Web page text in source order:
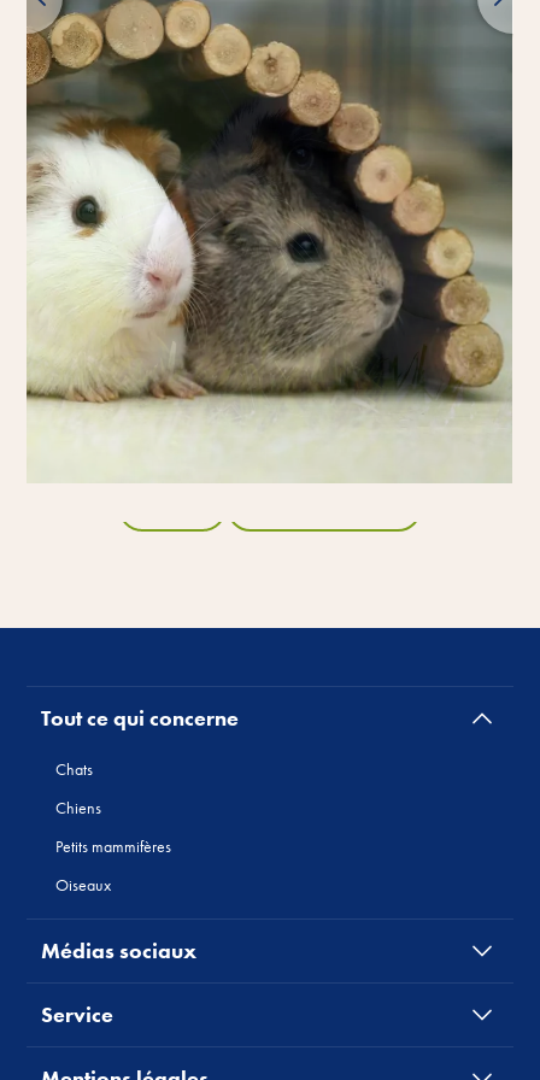
Tout ce qui concerne
Chats
Chiens
Petits mammifères
Oiseaux
Médias sociaux
Service